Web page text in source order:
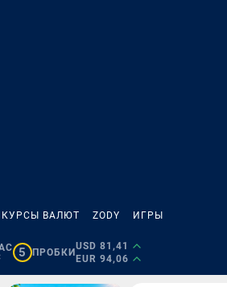
КУРСЫ ВАЛЮТ ZODY ИГРЫ
5 ПРОБКИ
USD 81,41
EUR 94,06